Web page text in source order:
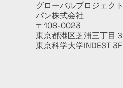
グローバルプロジェク
パン株式会社
​〒108-0023
東京都港区芝浦三丁目
東京科学大学INDEST 3F